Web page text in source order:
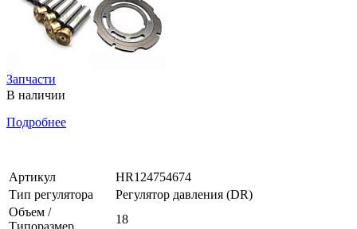
Запчасти
В наличии
Подробнее
Артикул
HR124754674
Тип регулятора
Регулятор давления (DR)
Объем /
18